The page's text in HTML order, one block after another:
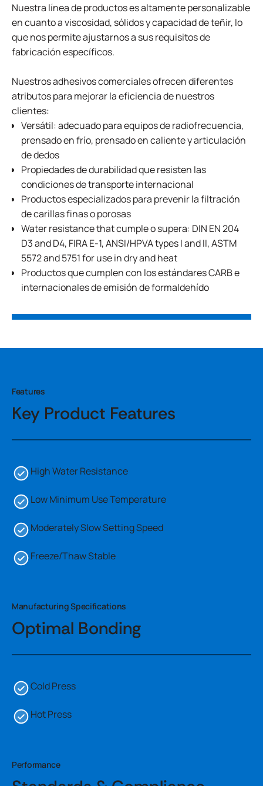
Nuestra línea de productos es altamente personalizable
en cuanto a viscosidad, sólidos y capacidad de teñir, lo
que nos permite ajustarnos a sus requisitos de
fabricación específicos.
Nuestros adhesivos comerciales ofrecen diferentes
atributos para mejorar la eficiencia de nuestros
clientes:
Versátil: adecuado para equipos de radiofrecuencia,
prensado en frío, prensado en caliente y articulación
de dedos
Propiedades de durabilidad que resisten las
condiciones de transporte internacional
Productos especializados para prevenir la filtración
de carillas finas o porosas
Water resistance that cumple o supera: DIN EN 204
D3 and D4, FIRA E-1, ANSI/HPVA types I and II, ASTM
5572 and 5751 for use in dry and heat
Productos que cumplen con los estándares CARB e
internacionales de emisión de formaldehído
Features
Key Product Features
High Water Resistance
Low Minimum Use Temperature
Moderately Slow Setting Speed
Freeze/Thaw Stable
Manufacturing Specifications
Optimal Bonding
Cold Press
Hot Press
Performance